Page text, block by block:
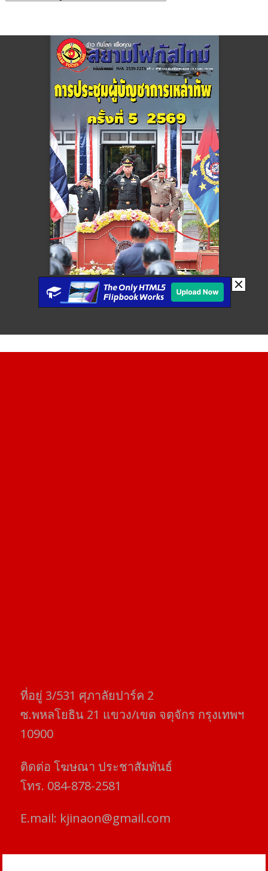
ที่อยู่​ 3/531​ ศุภาลัยปาร์ค​ 2
ซ.พหลโยธิน​ 21​ แขวง/เขต​ จตุจักร​ กรุงเทพฯ
10900
ติดต่อ​ โฆษณา​ ประชาสัมพันธ์
โทร​. 084-878-2581
E.mail: kjinaon@gmail.com